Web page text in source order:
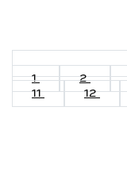
1 2
11
12